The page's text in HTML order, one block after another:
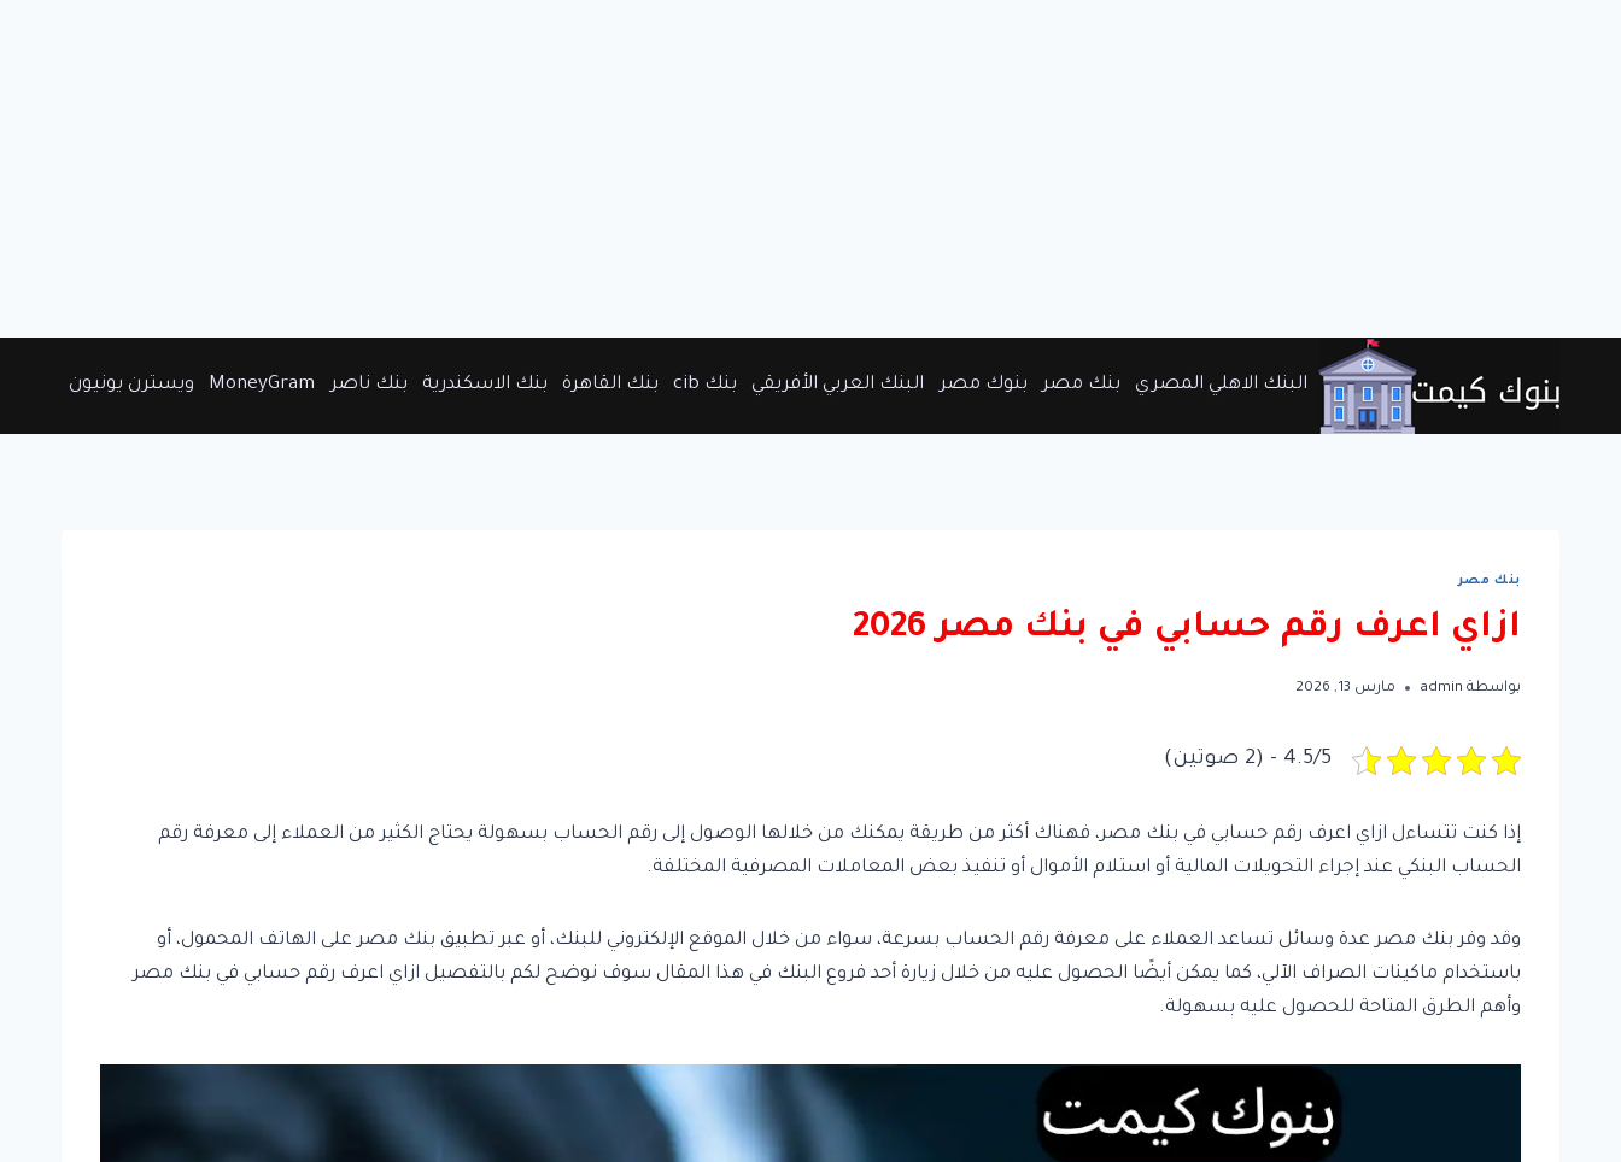
البنك الاهلي المصري بنك مصر بنوك مصر البنك العربي الأفريقي بنك cib بنك القاهرة بنك الاسكندرية بنك ناصر MoneyGram ويسترن يونيون
بنك مصر
ازاي اعرف رقم حسابي في بنك مصر 2026
بواسطة admin مارس 13, 2026
4.5/5 - (2 صوتين)
إذا كنت تتساءل ازاي اعرف رقم حسابي في بنك مصر، فهناك أكثر من طريقة يمكنك من خلالها الوصول إلى رقم الحساب بسهولة يحتاج الكثير من العملاء إلى معرفة رقم
الحساب البنكي عند إجراء التحويلات المالية أو استلام الأموال أو تنفيذ بعض المعاملات المصرفية المختلفة.
وقد وفر بنك مصر عدة وسائل تساعد العملاء على معرفة رقم الحساب بسرعة، سواء من خلال الموقع الإلكتروني للبنك، أو عبر تطبيق بنك مصر على الهاتف المحمول، أو
باستخدام ماكينات الصراف الآلي، كما يمكن أيضًا الحصول عليه من خلال زيارة أحد فروع البنك في هذا المقال سوف نوضح لكم بالتفصيل ازاي اعرف رقم حسابي في بنك مصر
وأهم الطرق المتاحة للحصول عليه بسهولة.